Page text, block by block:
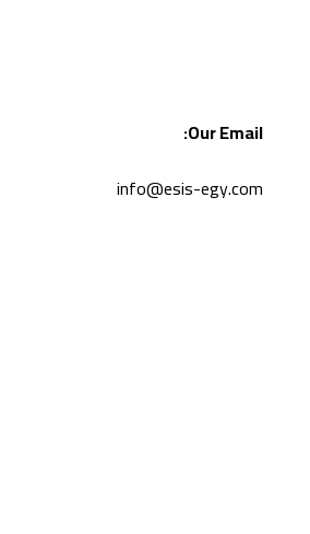
Our Email:
info@esis-egy.com